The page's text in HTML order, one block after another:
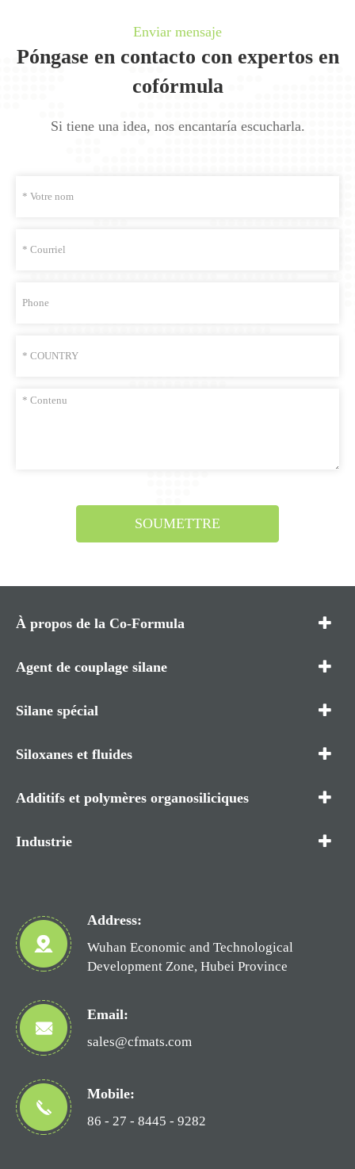
Enviar mensaje
Póngase en contacto con expertos en
cofórmula
Si tiene una idea, nos encantaría escucharla.
SOUMETTRE
À propos de la Co-Formula
Agent de couplage silane
Silane spécial
Siloxanes et fluides
Additifs et polymères organosiliciques
Industrie
Address:
Wuhan Economic and Technological
Development Zone, Hubei Province
Email:
sales@cfmats.com
Mobile:
86 - 27 - 8445 - 9282